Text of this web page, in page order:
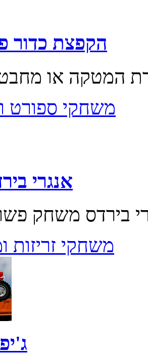
הקפצת כדור
משחקי ספורט
אנגרי
משחקי זריזות